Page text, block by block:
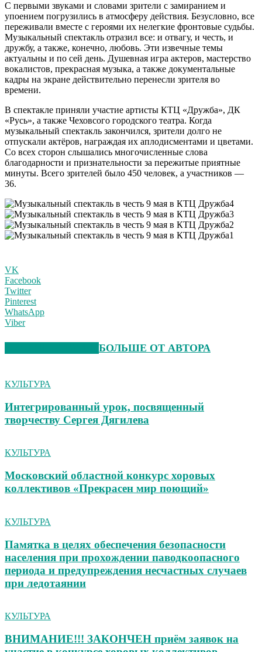
С первыми звуками и словами зрители с замиранием и
упоением погрузились в атмосферу действия. Безусловно, все
переживали вместе с героями их нелегкие фронтовые судьбы.
Музыкальный спектакль отразил все: и отвагу, и честь, и
дружбу, а также, конечно, любовь. Эти извечные темы
актуальны и по сей день. Душевная игра актеров, мастерство
вокалистов, прекрасная музыка, а также документальные
кадры на экране действительно перенесли зрителя во
времени.
В спектакле приняли участие артисты КТЦ «Дружба», ДК
«Русь», а также Чеховсого городского театра. Когда
музыкальный спектакль закончился, зрители долго не
отпускали актёров, награждая их аплодисментами и цветами.
Со всех сторон слышались многочисленные слова
благодарности и признательности за пережитые приятные
минуты. Всего зрителей было 450 человек, а участников —
36.
VK
Facebook
Twitter
Pinterest
WhatsApp
Viber
БОЛЬШЕ ОТ АВТОРА
КУЛЬТУРА
Интегрированный урок, посвященный
творчеству Сергея Дягилева
КУЛЬТУРА
Московский областной конкурс хоровых
коллективов «Прекрасен мир поющий»
КУЛЬТУРА
Памятка в целях обеспечения безопасности
населения при прохождении паводкоопасного
периода и предупреждения несчастных случаев
при ледотаянии
КУЛЬТУРА
ВНИМАНИЕ!!! ЗАКОНЧЕН приём заявок на